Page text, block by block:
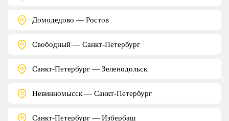
Домодедово — Ростов
Свободный — Санкт-Петербург
Санкт-Петербург — Зеленодольск
Невинномысск — Санкт-Петербург
Санкт-Петербург — Избербаш